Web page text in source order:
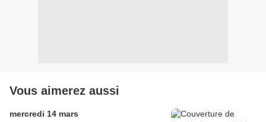
Vous aimerez aussi
mercredi 14 mars